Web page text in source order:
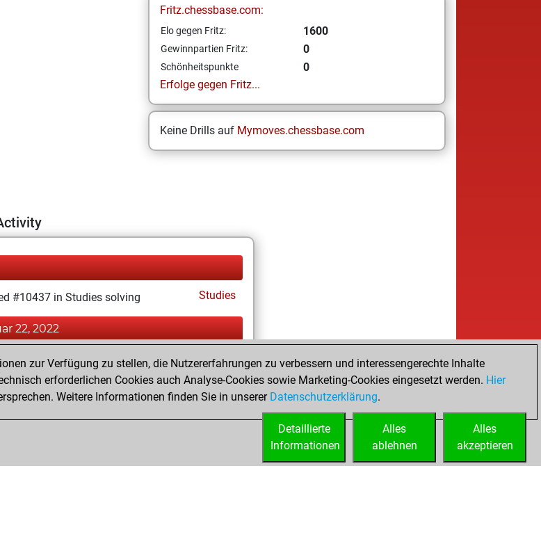
Fritz.chessbase.com:
Elo gegen Fritz: 1600
Gewinnpartien Fritz: 0
Schönheitspunkte
0
Erfolge gegen Fritz...
Keine Drills auf Mymoves.chessbase.com
#10437 in Studies solving Studies
22, 2022
Fritz account
Fritz
Studies account
Studies
zur Verfügung zu stellen, die Nutzererfahrungen zu verbessern und interessengerechte Inhalte
erforderlichen Cookies auch Analyse-Cookies sowie Marketing-Cookies eingesetzt werden. Hier
Weitere Informationen finden Sie in unserer Datenschutzerklärung.
Alles
akzeptieren
Alles
ablehnen
Detaillierte
Informationen